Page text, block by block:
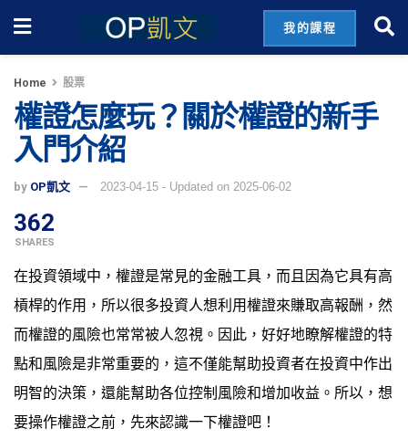
我的課程
Home 股票
權證怎麼玩？關於權證的新手
入門介紹
by OP凱文 2023-04-15 - Updated on 2025-06-02
362
SHARES
在投資領域中，權證是常見的金融工具，而且因為它具有高
槓桿的作用，所以很多投資人想利用權證來賺取高報酬，然
而權證的風險也常常被人忽視。因此，好好地瞭解權證的特
點和風險是非常重要的，這不僅能幫助投資者在投資中作出
明智的決策，還能幫助各位控制風險和增加收益。所以，想
要操作權證之前，先來認識一下權證吧！